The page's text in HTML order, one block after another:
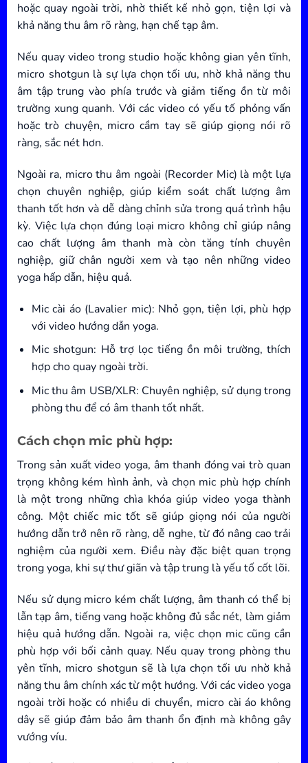
hoặc quay ngoài trời, nhờ thiết kế nhỏ gọn, tiện lợi và
khả năng thu âm rõ ràng, hạn chế tạp âm.
Nếu quay video trong studio hoặc không gian yên tĩnh,
micro shotgun là sự lựa chọn tối ưu, nhờ khả năng thu
âm tập trung vào phía trước và giảm tiếng ồn từ môi
trường xung quanh. Với các video có yếu tố phỏng vấn
hoặc trò chuyện, micro cầm tay sẽ giúp giọng nói rõ
ràng, sắc nét hơn.
Ngoài ra, micro thu âm ngoài (Recorder Mic) là một lựa
chọn chuyên nghiệp, giúp kiểm soát chất lượng âm
thanh tốt hơn và dễ dàng chỉnh sửa trong quá trình hậu
kỳ. Việc lựa chọn đúng loại micro không chỉ giúp nâng
cao chất lượng âm thanh mà còn tăng tính chuyên
nghiệp, giữ chân người xem và tạo nên những video
yoga hấp dẫn, hiệu quả.
Mic cài áo (Lavalier mic): Nhỏ gọn, tiện lợi, phù hợp
với video hướng dẫn yoga.
Mic shotgun: Hỗ trợ lọc tiếng ồn môi trường, thích
hợp cho quay ngoài trời.
Mic thu âm USB/XLR: Chuyên nghiệp, sử dụng trong
phòng thu để có âm thanh tốt nhất.
Cách chọn mic phù hợp:
Trong sản xuất video yoga, âm thanh đóng vai trò quan
trọng không kém hình ảnh, và chọn mic phù hợp chính
là một trong những chìa khóa giúp video yoga thành
công. Một chiếc mic tốt sẽ giúp giọng nói của người
hướng dẫn trở nên rõ ràng, dễ nghe, từ đó nâng cao trải
nghiệm của người xem. Điều này đặc biệt quan trọng
trong yoga, khi sự thư giãn và tập trung là yếu tố cốt lõi.
Nếu sử dụng micro kém chất lượng, âm thanh có thể bị
lẫn tạp âm, tiếng vang hoặc không đủ sắc nét, làm giảm
hiệu quả hướng dẫn. Ngoài ra, việc chọn mic cũng cần
phù hợp với bối cảnh quay. Nếu quay trong phòng thu
yên tĩnh, micro shotgun sẽ là lựa chọn tối ưu nhờ khả
năng thu âm chính xác từ một hướng. Với các video yoga
ngoài trời hoặc có nhiều di chuyển, micro cài áo không
dây sẽ giúp đảm bảo âm thanh ổn định mà không gây
vướng víu.